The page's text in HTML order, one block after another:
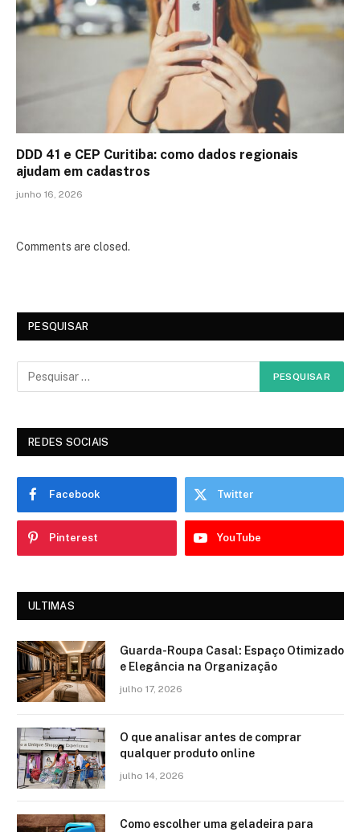
DDD 41 e CEP Curitiba: como dados regionais
ajudam em cadastros
junho 16, 2026
Comments are closed.
PESQUISAR
REDES SOCIAIS
Facebook Twitter
Pinterest YouTube
ULTIMAS
Guarda-Roupa Casal: Espaço Otimizado
e Elegância na Organização
julho 17, 2026
O que analisar antes de comprar
qualquer produto online
julho 14, 2026
Como escolher uma geladeira para